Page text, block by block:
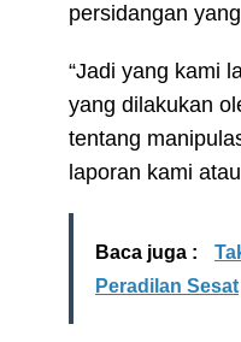
persidangan
“Jadi yang kami
yang dilakukan
tentang
laporan kami
Baca juga :
Peradilan Sesat